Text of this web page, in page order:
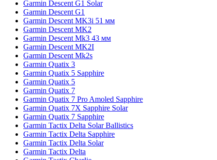
Garmin Descent G1 Solar
Garmin Descent G1
Garmin Descent MK3i 51 мм
Garmin Descent MK2
Garmin Descent Mk3 43 мм
Garmin Descent MK2I
Garmin Descent Mk2s
Garmin Quatix 3
Garmin Quatix 5 Sapphire
Garmin Quatix 5
Garmin Quatix 7
Garmin Quatix 7 Pro Amoled Sapphire
Garmin Quatix 7X Sapphire Solar
Garmin Quatix 7 Sapphire
Garmin Tactix Delta Solar Ballistics
Garmin Tactix Delta Sapphire
Garmin Tactix Delta Solar
Garmin Tactix Delta